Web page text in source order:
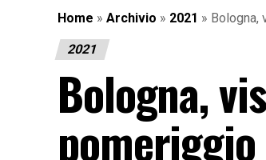
Home » Archivio » 2021 » Bologna,
2021
Bologna,